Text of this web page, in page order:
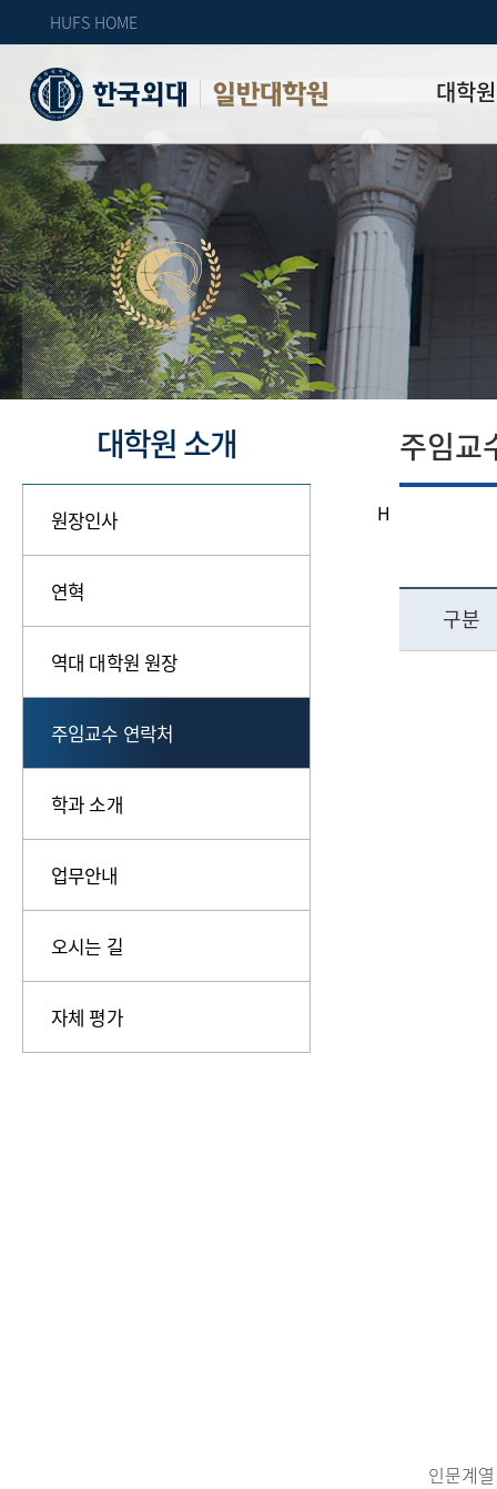
HUFS HOME
일반대학원 대학
원장인사
연혁
주임교수 연
자체 평가
대학원 소개
원장인사
연혁
역대 대학원 원장
주임교수 연락처
학과 소개
업무안내
오시는 길
자체 평가
H
주임교
구분
인문계열